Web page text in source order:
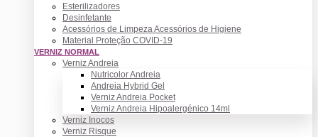
Esterilizadores
Desinfetante
Acessórios de Limpeza Acessórios de Higiene
Material Proteção COVID-19
VERNIZ NORMAL
Verniz Andreia
Nutricolor Andreia
Andreia Hybrid Gel
Verniz Andreia Pocket
Verniz Andreia Hipoalergénico 14ml
Verniz Inocos
Verniz Risque